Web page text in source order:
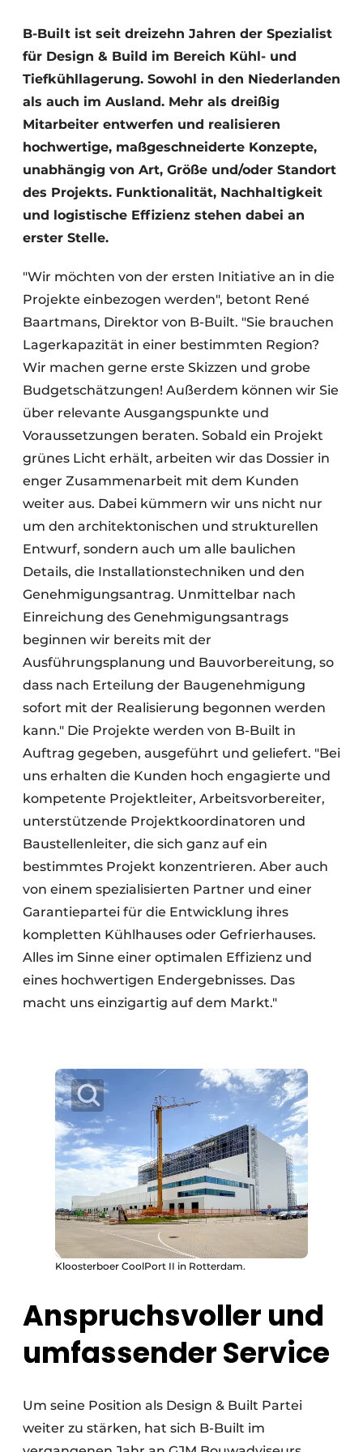
GeschichteMetadaten
Ein Stellenangebot registrieren
Freie Stellen
Videos
Modularer Aufbau
B-Built ist seit dreizehn Jahren der Spezialist
für Design & Build im Bereich Kühl- und
Tiefkühllagerung. Sowohl in den Niederlanden
als auch im Ausland. Mehr als dreißig
Mitarbeiter entwerfen und realisieren
hochwertige, maßgeschneiderte Konzepte,
unabhängig von Art, Größe und/oder Standort
des Projekts. Funktionalität, Nachhaltigkeit
und logistische Effizienz stehen dabei an
erster Stelle.
"Wir möchten von der ersten Initiative an in die
Projekte einbezogen werden", betont René
Baartmans, Direktor von B-Built. "Sie brauchen
Lagerkapazität in einer bestimmten Region?
Wir machen gerne erste Skizzen und grobe
Budgetschätzungen! Außerdem können wir Sie
über relevante Ausgangspunkte und
Voraussetzungen beraten. Sobald ein Projekt
grünes Licht erhält, arbeiten wir das Dossier in
enger Zusammenarbeit mit dem Kunden
weiter aus. Dabei kümmern wir uns nicht nur
um den architektonischen und strukturellen
Entwurf, sondern auch um alle baulichen
Details, die Installationstechniken und den
Genehmigungsantrag. Unmittelbar nach
Einreichung des Genehmigungsantrags
beginnen wir bereits mit der
Ausführungsplanung und Bauvorbereitung, so
dass nach Erteilung der Baugenehmigung
sofort mit der Realisierung begonnen werden
kann." Die Projekte werden von B-Built in
Auftrag gegeben, ausgeführt und geliefert. "Bei
uns erhalten die Kunden hoch engagierte und
kompetente Projektleiter, Arbeitsvorbereiter,
unterstützende Projektkoordinatoren und
Baustellenleiter, die sich ganz auf ein
bestimmtes Projekt konzentrieren. Aber auch
von einem spezialisierten Partner und einer
Garantiepartei für die Entwicklung ihres
kompletten Kühlhauses oder Gefrierhauses.
Alles im Sinne einer optimalen Effizienz und
eines hochwertigen Endergebnisses. Das
macht uns einzigartig auf dem Markt."
Kloosterboer CoolPort II in Rotterdam.
Anspruchsvoller und
umfassender Service
Um seine Position als Design & Built Partei
weiter zu stärken, hat sich B-Built im